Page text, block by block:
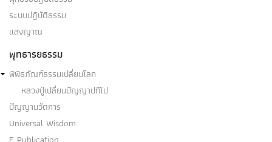
ระบบปฏิบัติธรรม
แสงญาณ
พุทธารยธรรม
พิพิธภัณฑ์ธรรมเปลี่ยนโลก
หลวงปู่เปลี่ยนปัญญาปทีโป
ปัญญานวัตการ
Universal Wisdom